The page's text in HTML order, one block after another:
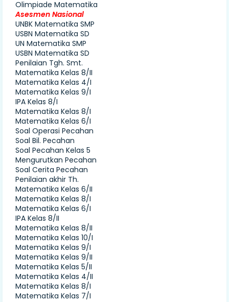
Olimpiade Matematika
Asesmen Nasional
UNBK Matematika SMP
USBN Matematika SD
UN Matematika SMP
USBN Matematika SD
Penilaian Tgh. Smt.
Matematika Kelas 8/II
Matematika Kelas 4/I
Matematika Kelas 9/I
IPA Kelas 8/I
Matematika Kelas 8/I
Matematika Kelas 6/I
Soal Operasi Pecahan
Soal Bil. Pecahan
Soal Pecahan Kelas 5
Mengurutkan Pecahan
Soal Cerita Pecahan
Penilaian akhir Th.
Matematika Kelas 6/II
Matematika Kelas 8/I
Matematika Kelas 6/I
IPA Kelas 8/II
Matematika Kelas 8/II
Matematika Kelas 10/I
Matematika Kelas 9/I
Matematika Kelas 9/II
Matematika Kelas 5/II
Matematika Kelas 4/II
Matematika Kelas 8/I
Matematika Kelas 7/I